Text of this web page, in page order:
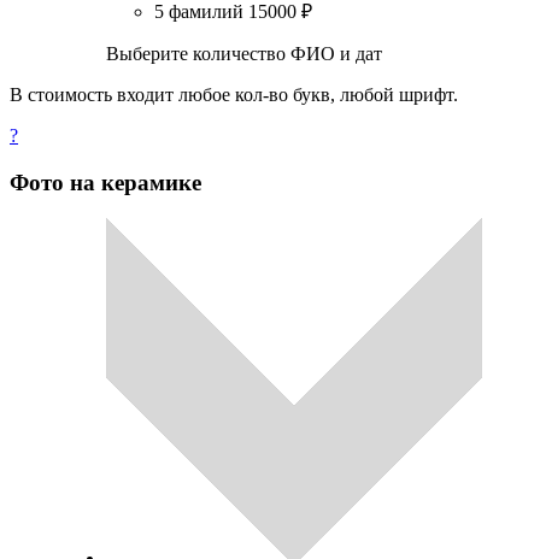
5 фамилий 15000 ₽
Выберите количество ФИО и дат
В стоимость входит любое кол-во букв, любой шрифт.
?
Фото на керамике